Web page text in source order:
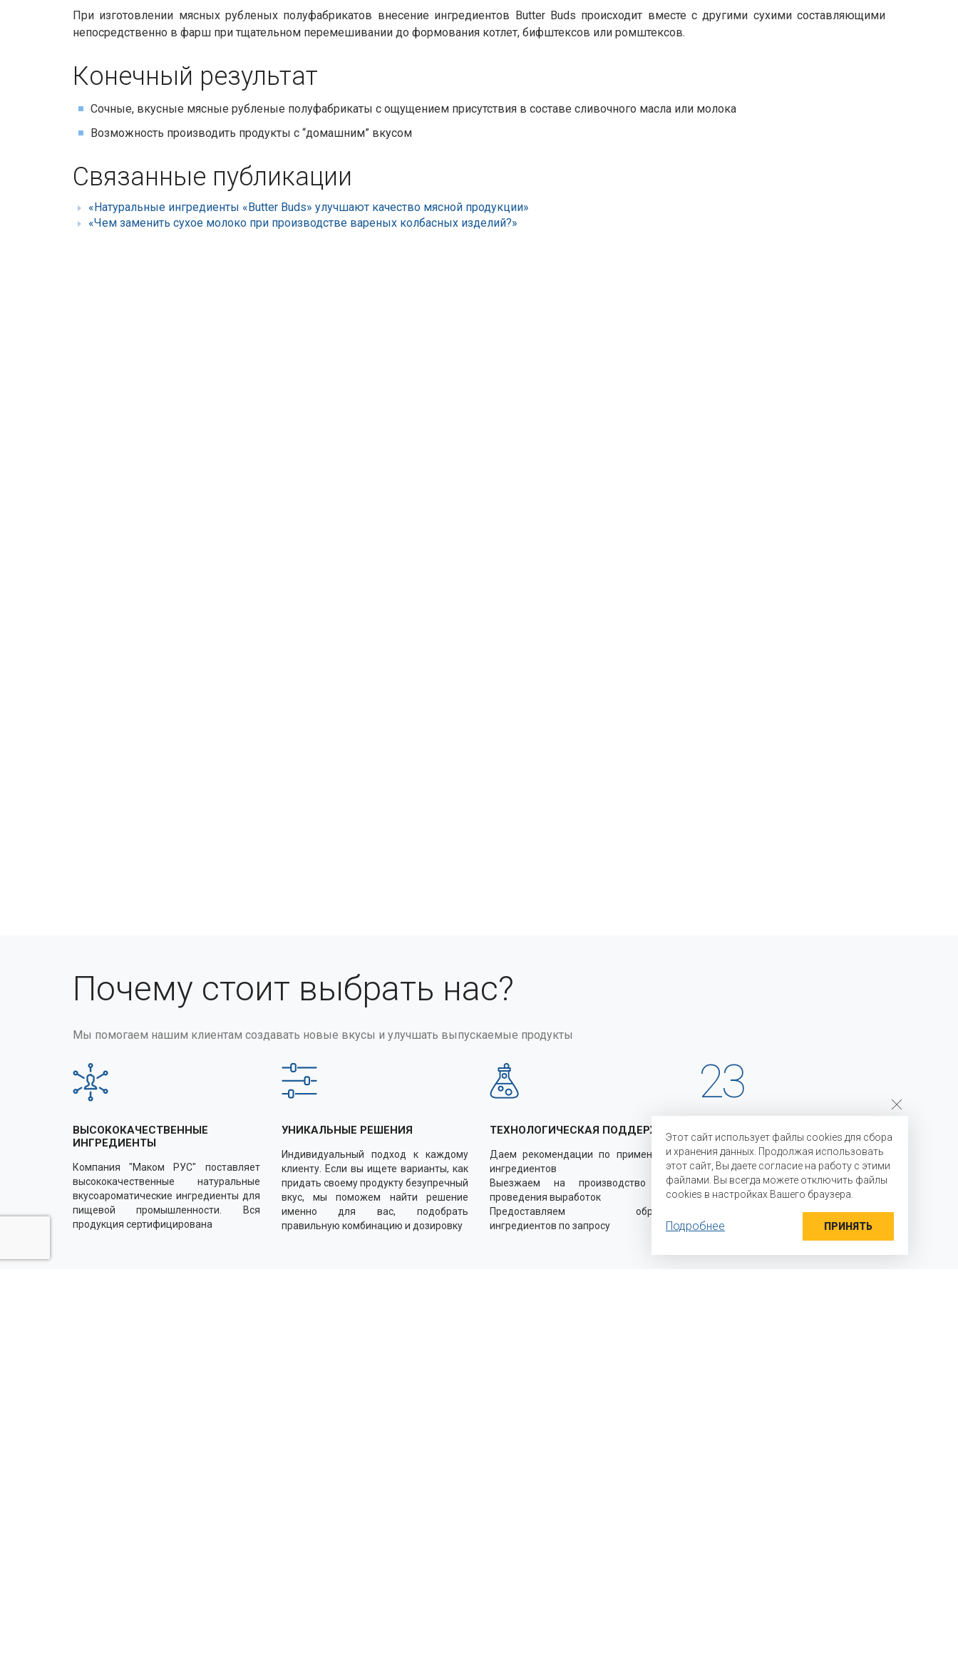
При изготовлении мясных рубленых полуфабрикатов внесение ингредиентов Butter Buds происходит вместе с другими сухими составляющими
непосредственно в фарш при тщательном перемешивании до формования котлет, бифштексов или ромштексов.
Конечный результат
Сочные, вкусные мясные рубленые полуфабрикаты с ощущением присутствия в составе сливочного масла или молока
Возможность производить продукты с “домашним” вкусом
Связанные публикации
«Натуральные ингредиенты «Butter Buds» улучшают качество мясной продукции»
«Чем заменить сухое молоко при производстве вареных колбасных изделий?»
Почему стоит выбрать нас?
Мы помогаем нашим клиентам создавать новые вкусы и улучшать выпускаемые продукты
ВЫСОКОКАЧЕСТВЕННЫЕ
ИНГРЕДИЕНТЫ
Компания "Маком РУС" поставляет
высококачественные натуральные
вкусоароматические ингредиенты для
пищевой промышленности. Вся
продукция сертифицирована
УНИКАЛЬНЫЕ РЕШЕНИЯ
Индивидуальный подход к каждому
клиенту. Если вы ищете варианты, как
придать своему продукту безупречный
вкус, мы поможем найти решение
именно для вас, подобрать
правильную комбинацию и дозировку
ТЕХНОЛОГИЧЕСКАЯ ПОДДЕРЖКА
Даем рекомендации по применению
ингредиентов
Выезжаем на производство для
проведения выработок
Предоставляем образцы
ингредиентов по запросу
23
ГОДА НА РЫНКЕ
С 2003 года мы являемся
официальными представителями
производителей на территории
Российской Федерации и стран
Таможенного союза и осуществляем
прямые поставки ингредиентов
Этот сайт использует файлы cookies для сбора
и хранения данных. Продолжая использовать
этот сайт, Вы даете согласие на работу с этими
файлами. Вы всегда можете отключить файлы
cookies в настройках Вашего браузера.
Подробнее ПРИНЯТЬ